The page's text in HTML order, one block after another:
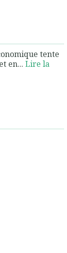
tente
en... Lire la